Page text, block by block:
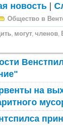
новость |
Общество в
могут членов
на